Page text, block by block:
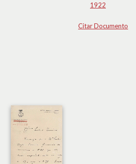
1922
Citar Documento